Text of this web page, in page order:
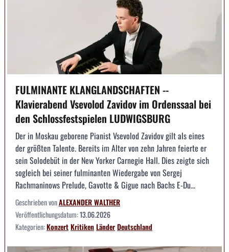
FULMINANTE KLANGLANDSCHAFTEN --
Klavierabend Vsevolod Zavidov im Ordenssaal bei
den Schlossfestspielen LUDWIGSBURG
Der in Moskau geborene Pianist Vsevolod Zavidov gilt als eines
der größten Talente. Bereits im Alter von zehn Jahren feierte er
sein Solodebüt in der New Yorker Carnegie Hall. Dies zeigte sich
sogleich bei seiner fulminanten Wiedergabe von Sergej
Rachmaninows Prelude, Gavotte & Gigue nach Bachs E-Du...
Geschrieben vonALEXANDER WALTHER
Veröffentlichungsdatum:13.06.2026
Kategorien:KonzertKritikenLänderDeutschland